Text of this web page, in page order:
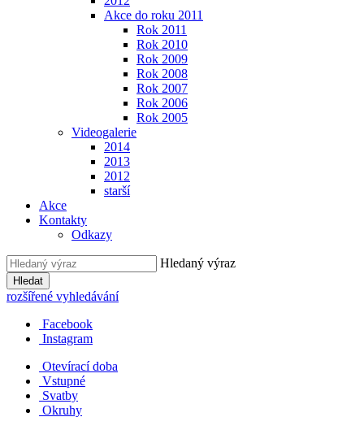
Akce do roku 2011
Rok 2011
Rok 2010
Rok 2009
Rok 2008
Rok 2007
Rok 2006
Rok 2005
Videogalerie
2014
2013
2012
starší
Akce
Kontakty
Odkazy
Hledaný výraz
Hledat
rozšířené vyhledávání
Facebook
Instagram
Otevírací doba
Vstupné
Svatby
Okruhy